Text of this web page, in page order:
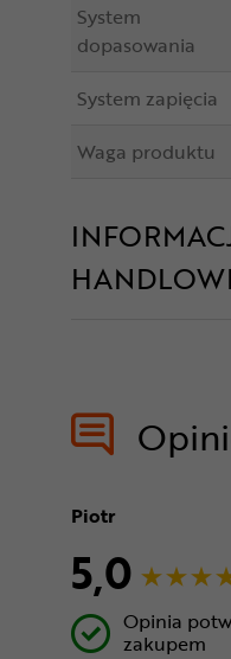
System
dopasowania
System zapięcia
Waga produktu
Piotr
5,0
Opinia
zakupem